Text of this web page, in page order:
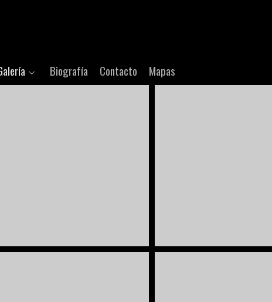
Biografía Contacto Mapas